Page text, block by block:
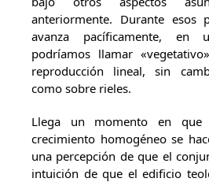
anteriormente. Durante esos
avanza pacíficamente, en
podríamos llamar
reproducción lineal, sin
como sobre rieles.
Llega un momento en
crecimiento homogéneo se
una percepción de que el
intuición de que el edificio